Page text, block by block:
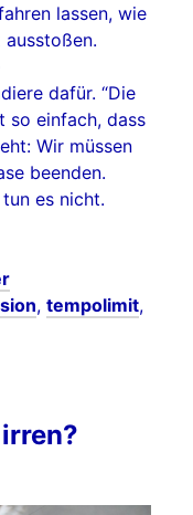
lassen, wie
dafür. “Die
so einfach, dass
Wir müssen
beenden.
es nicht.
, tempolimit,